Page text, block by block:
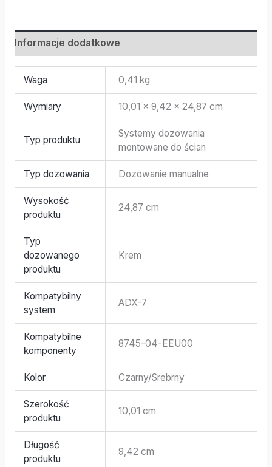
Informacje dodatkowe
Waga 0,41 kg
Wymiary 10,01 × 9,42 × 24,87 cm
Typ produktu
Systemy dozowania
montowane do ścian
Typ dozowania Dozowanie manualne
Wysokość
produktu
24,87 cm
Typ
dozowanego
produktu
Krem
Kompatybilny
system
ADX-7
Kompatybilne
komponenty
8745-04-EEU00
Kolor Czarny/Srebrny
Szerokość
produktu
10,01 cm
Długość
produktu
9,42 cm